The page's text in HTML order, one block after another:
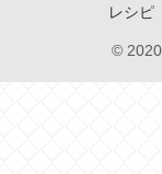
レシピ
©